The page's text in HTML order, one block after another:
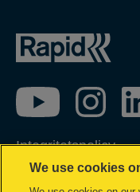
Integritetspolicy
Garantivillkor
We use cookies